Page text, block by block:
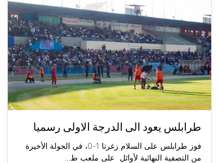
طرابلس يعود الى الدرجة الاولى رسميا
فوز طرابلس على السلام زغرتا 1-0، في الجولة الأخيرة
من التصفية النهائية لأوائل على ملعب ط...